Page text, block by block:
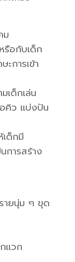
ม
รือกับเด็ก
การเข้า
เด็กเล่น
อคิว แบ่งปัน
ด็กมี
ารสร้าง
ายนุ่ม ๆ ขุด
แวก